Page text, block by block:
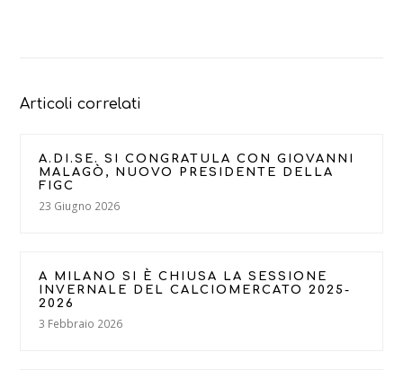
Articoli correlati
A.DI.SE. SI CONGRATULA CON GIOVANNI
MALAGÒ, NUOVO PRESIDENTE DELLA
FIGC
23 Giugno 2026
A MILANO SI È CHIUSA LA SESSIONE
INVERNALE DEL CALCIOMERCATO 2025-
2026
3 Febbraio 2026